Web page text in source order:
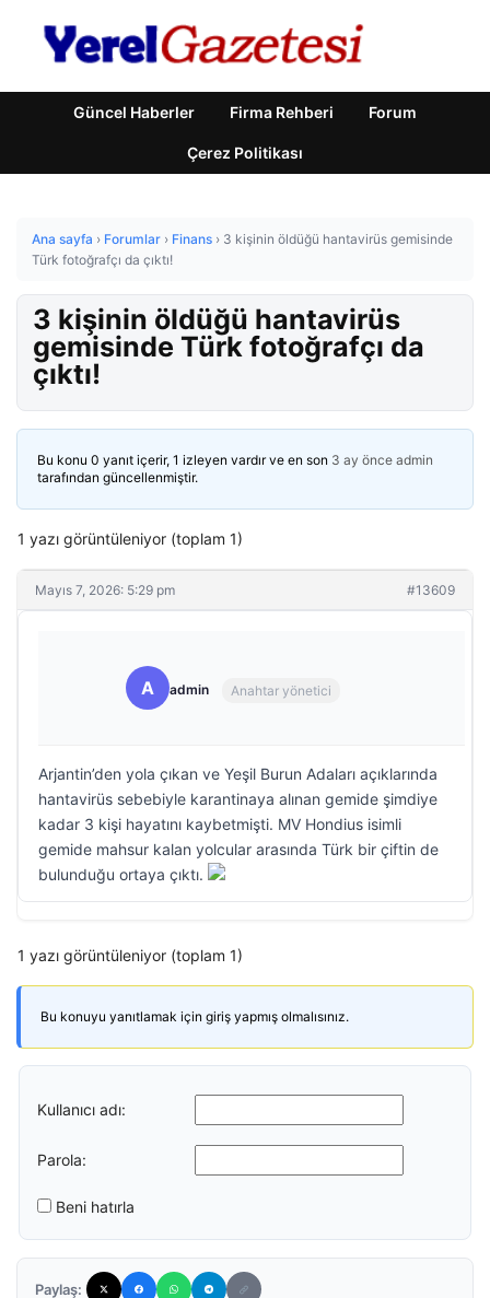
Güncel Haberler Firma Rehberi Forum
Çerez Politikası
Ana sayfa › Forumlar › Finans › 3 kişinin öldüğü hantavirüs gemisinde
Türk fotoğrafçı da çıktı!
3 kişinin öldüğü hantavirüs
gemisinde Türk fotoğrafçı da
çıktı!
Bu konu 0 yanıt içerir, 1 izleyen vardır ve en son 3 ay önce admin
tarafından güncellenmiştir.
1 yazı görüntüleniyor (toplam 1)
Mayıs 7, 2026: 5:29 pm #13609
A admin Anahtar yönetici
Arjantin’den yola çıkan ve Yeşil Burun Adaları açıklarında
hantavirüs sebebiyle karantinaya alınan gemide şimdiye
kadar 3 kişi hayatını kaybetmişti. MV Hondius isimli
gemide mahsur kalan yolcular arasında Türk bir çiftin de
bulunduğu ortaya çıktı.
1 yazı görüntüleniyor (toplam 1)
Bu konuyu yanıtlamak için giriş yapmış olmalısınız.
Kullanıcı adı:
Parola:
Beni hatırla
Paylaş: